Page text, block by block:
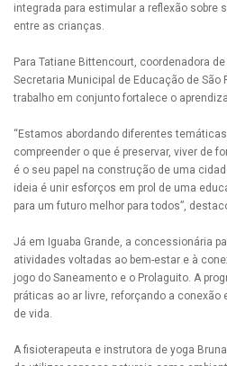
integrada para estimular a reflexão sobre
entre as crianças.
Para Tatiane Bittencourt, coordenadora
Secretaria Municipal de Educação de São
trabalho em conjunto fortalece o
“Estamos abordando diferentes
compreender o que é preservar, viver de
é o seu papel na construção de uma
ideia é unir esforços em prol de uma
para um futuro melhor para todos”,
Já em Iguaba Grande, a concessionária
atividades voltadas ao bem-estar e à
jogo do Saneamento e o Prolaguito. A
práticas ao ar livre, reforçando a
de vida.
A fisioterapeuta e instrutora de yoga